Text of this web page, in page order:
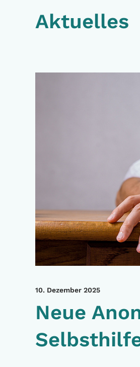
Aktuelles
10. Dezember 2025
Neue